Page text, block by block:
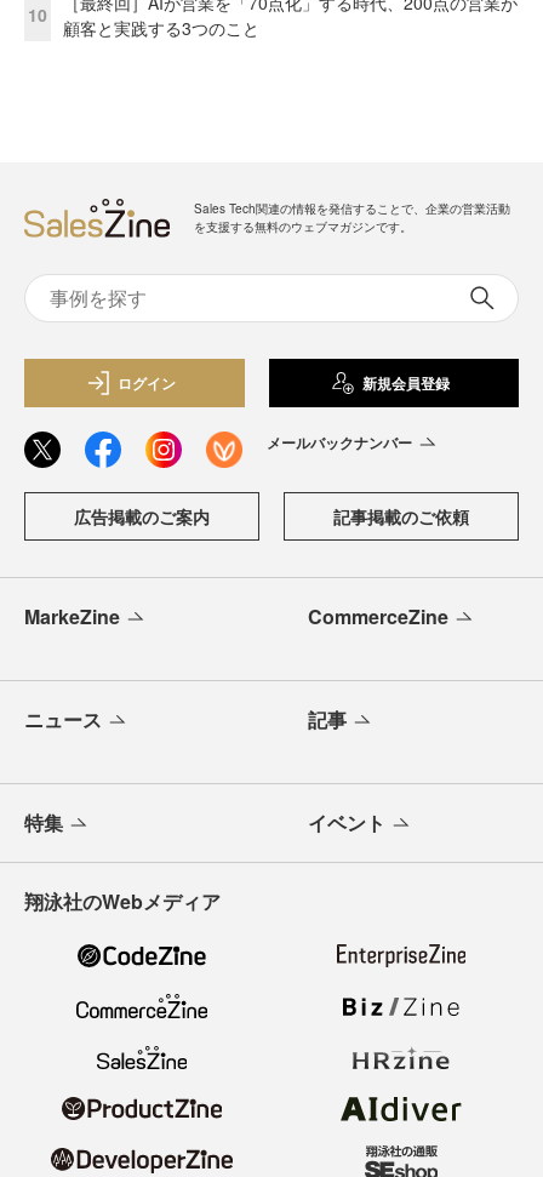
10
顧客と実践する3つのこと
Sales Tech関連の情報を発信することで、企業の営業活動
を支援する無料のウェブマガジンです。
ログイン 新規会員登録
メールバックナンバー
広告掲載のご案内 記事掲載のご依頼
MarkeZine CommerceZine
ニュース 記事
特集 イベント
翔泳社のWebメディア